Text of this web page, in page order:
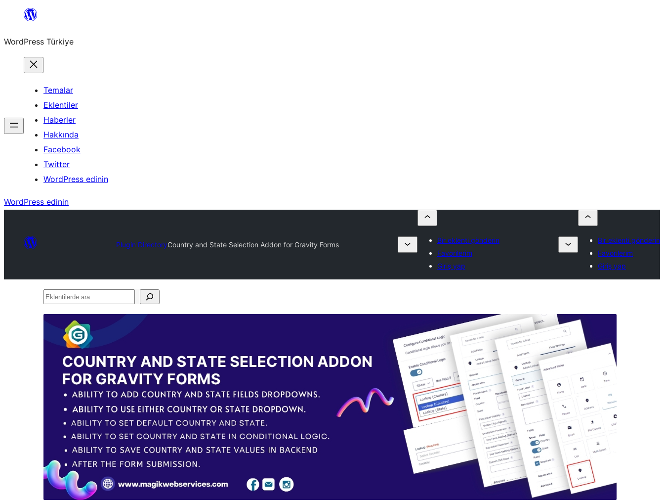
İçeriğe
WordPress Türkiye
Temalar
Eklentiler
Haberler
Hakkında
Facebook
Twitter
WordPress edinin
WordPress edinin
Plugin DirectoryCountry and State Selection Addon for Gravity Forms
Bir eklenti gönderin
Favorilerim
Giriş yap
Bir eklenti gönderin
Favorilerim
Giriş yap
Eklentilerde